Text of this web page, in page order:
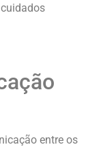
entre os